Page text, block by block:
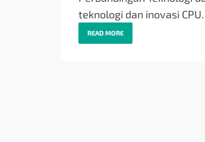
teknologi dan inovasi
READ MORE